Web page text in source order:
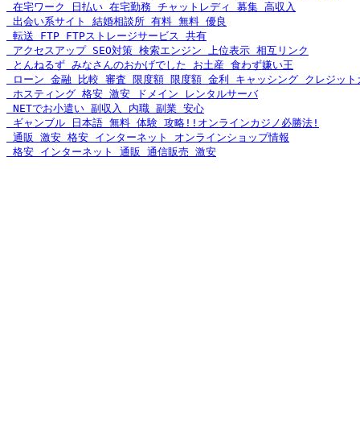
在宅ワーク 日払い 在宅勤務 チャットレディ 募集 高収入
出会い系サイト 結婚相談所 有料 無料 優良
転送 FTP FTPストレージサービス 共有
アクセスアップ SEO対策 検索エンジン 上位表示 相互リンク
とんねるず みなさんのおかげでした お土産 食わず嫌い王
ローン 金融 比較 審査 限度額 限度額 金利 キャッシング クレジッ
ホスティング 格安 激安 ドメイン レンタルサーバ
NETでお小遣い 副収入 内職 副業 安心
ギャンブル 日本語 無料 体験 攻略!!オンラインカジノ必勝法!
通販 激安 格安 インターネット オンラインショップ情報
格安 インターネット 通販 通信販売 激安